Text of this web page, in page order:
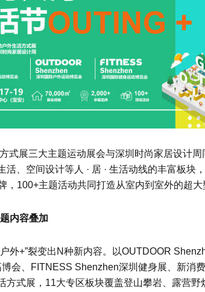
式展三大主题运动展会与深圳时尚家居设计
活、空间设计等人 · 居 · 生活动线的丰富板块
，100+主题活动共同打造从室内到室外的超大
内容叠加
外+”裂变出N种新内容。以OUTDOOR
会、FITNESS Shenzhen深圳健身展、新消
方式展，11大专区板块覆盖登山攀岩、露营野